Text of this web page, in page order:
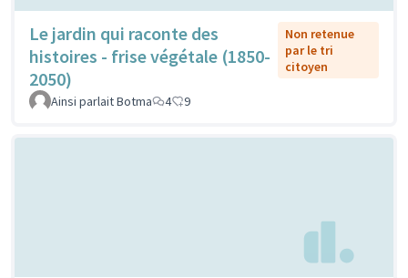
Le jardin qui raconte des
histoires - frise végétale (1850-
2050)
Non retenue
par le tri
citoyen
Ainsi parlait Botma 4 9